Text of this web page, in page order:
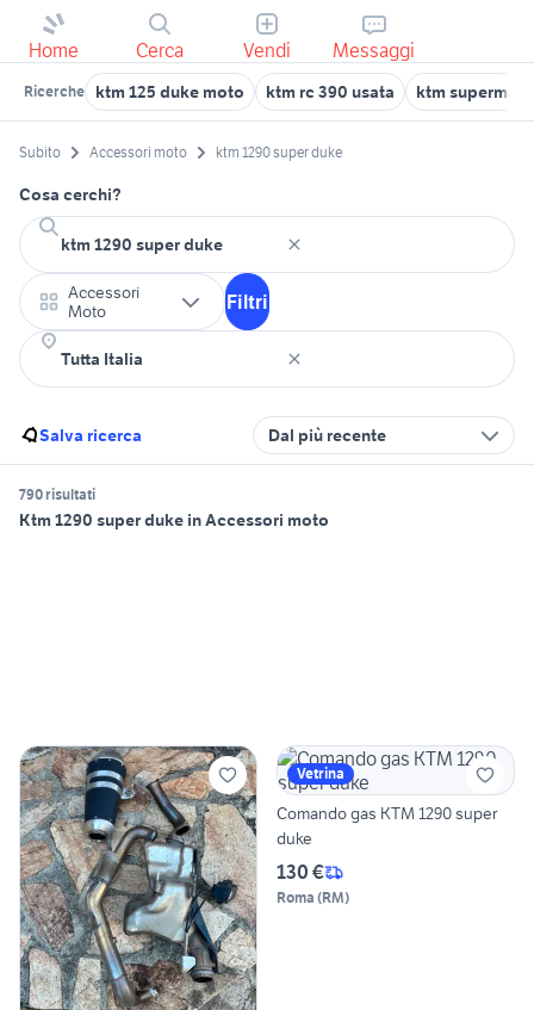
Home Cerca Vendi Messaggi
Ricerche ktm 125 duke moto ktm rc 390 usata ktm supermoto
Subito Accessori moto ktm 1290 super duke
Cosa cerchi?
Accessori
Moto
Filtri
Salva ricerca Dal più recente
790 risultati
Ktm 1290 super duke in Accessori moto
Vetrina
Comando gas KTM 1290 super
duke
130 €
Roma (RM)